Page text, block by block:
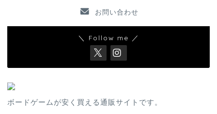
お問い合わせ
＼ Follow me ／
ボードゲームが安く買える通販サイトです。